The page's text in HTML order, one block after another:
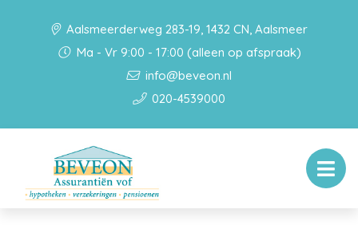
Aalsmeerderweg 283-19, 1432 CN, Aalsmeer
Ma - Vr 9:00 - 17:00 (alleen op afspraak)
info@beveon.nl
020-4539000